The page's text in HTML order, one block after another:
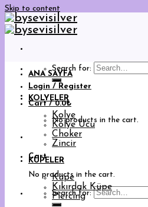
Skip to content
Search for:
Login / Register
Cart /0.0₺
No products in the cart.
Cart
No products in the cart.
Search for:
ANA SAYFA
KOLYELER
Kolye
Kolye Ucu
Choker
Zincir
KÜPELER
Küpe
Kıkırdak Küpe
Piercing